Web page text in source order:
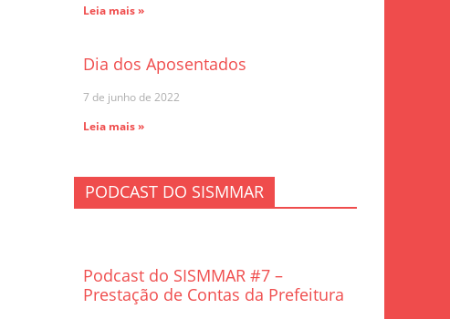
Leia mais »
Dia dos Aposentados
7 de junho de 2022
Leia mais »
PODCAST DO SISMMAR
Podcast do SISMMAR #7 –
Prestação de Contas da Prefeitura